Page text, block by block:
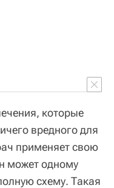
которые
вредного для
применяет свою
может одному
схему. Такая